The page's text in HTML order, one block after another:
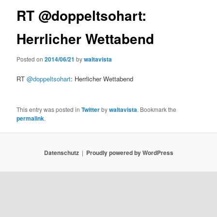
RT @doppeltsohart:
Herrlicher Wettabend
Posted on2014/06/21 bywaltavista
RT@doppeltsohart: Herrlicher Wettabend
This entry was posted inTwitterbywaltavista. Bookmark the
permalink.
Datenschutz Proudly powered by WordPress